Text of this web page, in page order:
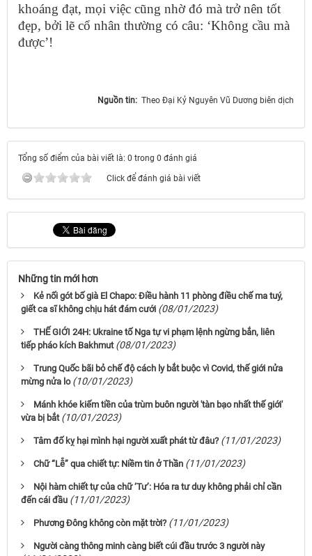
khoáng đạt, mọi việc cũng nhờ đó mà trở nên tốt
đẹp, bởi lẽ cổ nhân thường có câu: ‘Không cầu mà
được’!
Nguồn tin: Theo Đại Kỷ Nguyên Vũ Dương biên dịch
Tổng số điểm của bài viết là: 0 trong 0 đánh giá
Click để đánh giá bài viết
Những tin mới hơn
Kẻ nối gót bố già El Chapo: Điều hành 11 phòng điều chế ma tuý,
giết ca sĩ không chịu hát đám cưới (08/01/2023)
THẾ GIỚI 24H: Ukraine tố Nga tự vi phạm lệnh ngừng bắn, liên
tiếp pháo kích Bakhmut (08/01/2023)
Trung Quốc bãi bỏ chế độ cách ly bắt buộc vì Covid, thế giới nửa
mừng nửa lo (10/01/2023)
Mánh khóe kiếm tiền của trùm buôn người 'tàn bạo nhất thế giới'
vừa bị bắt (10/01/2023)
Tâm đố kỵ hại mình hại người xuất phát từ đâu? (11/01/2023)
Chữ “Lễ” qua chiết tự: Niềm tin ở Thần (11/01/2023)
Nội hàm chiết tự của chữ ‘Tư’: Hóa ra tư duy không phải chỉ cần
đến cái đầu (11/01/2023)
Phương Đông không còn mặt trời? (11/01/2023)
Người càng thông minh càng biết cúi đầu trước 3 người này